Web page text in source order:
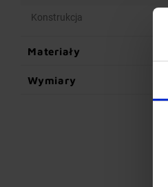
Konstrukcja
Materiały
Wymiary